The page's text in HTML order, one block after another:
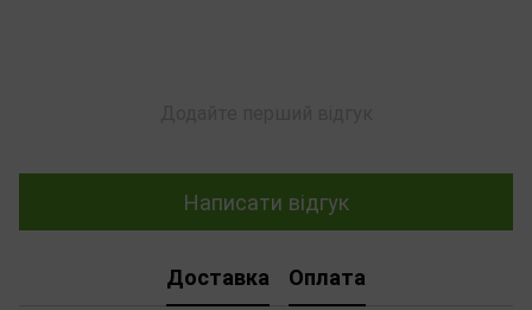
Написати відгук
Доставка Оплата